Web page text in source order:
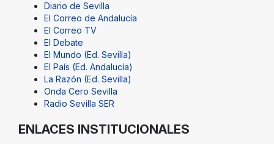
Diario de Sevilla
El Correo de Andalucía
El Correo TV
El Debate
El Mundo (Ed. Sevilla)
El País (Ed. Andalucía)
La Razón (Ed. Sevilla)
Onda Cero Sevilla
Radio Sevilla SER
ENLACES INSTITUCIONALES